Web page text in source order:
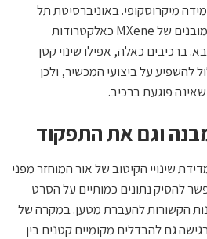
מידה מיקרוסקופי. באוניברסיטת תל
אביב נחקרים סרטים דקים ומובנים של MXene כאלקטרודות
ברכיבים כאלה, אפילו שינוי קטן
להשפיע על ביצועי המכשיר, ולכן
פוגעת ברכיב.
וגם את התפקוד
שינויי הקיטוב של אור המוחזר מפני
להסיק נתונים כמותיים על הסרט
הקשורות להעברת מטען. במקרה של
גם להבדלים מקומיים קטנים בין